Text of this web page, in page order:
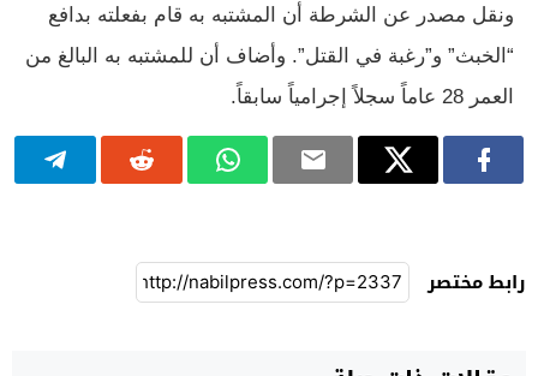
ونقل مصدر عن الشرطة أن المشتبه به قام بفعلته بدافع
“الخبث” و”رغبة في القتل”. وأضاف أن للمشتبه به البالغ من
العمر 28 عاماً سجلاً إجرامياً سابقاً.
رابط مختصر